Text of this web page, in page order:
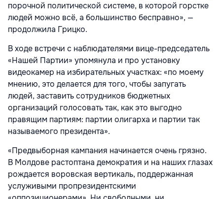
порочной политической системе, в которой горстке
людей можно всё, а большинство бесправно», —
продолжила Грицко.
В ходе встречи с наблюдателями вице-председатель
«Нашей Партии» упомянула и про установку
видеокамер на избирательных участках: «по моему
мнению, это делается для того, чтобы запугать
людей, заставить сотрудников бюджетных
организаций голосовать так, как это выгодно
правящим партиям: партии олигарха и партии так
называемого президента».
«Предвыборная кампания начинается очень грязно.
В Молдове растоптана демократия и на наших глазах
рождается воровская вертикаль, поддержанная
услуживыми пропрезидентскими